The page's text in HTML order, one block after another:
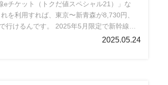
eチケット（トクだ値スペシャル21）」な
を利用すれば、東京〜新青森が8,730円、
行けるんです​。 2025年5月限定で新幹線・
と限定「トクだ値スペシャル21」の対象区
2025.05.24